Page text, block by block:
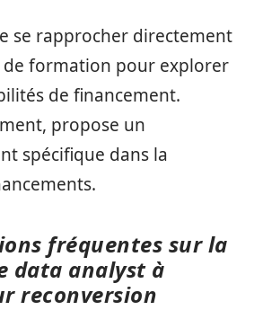
se rapprocher directement
de formation pour explorer
de financement.
propose un
spécifique dans la
fréquentes sur la
data analyst à
reconversion